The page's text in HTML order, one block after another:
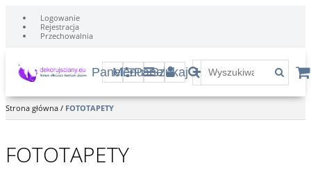
Logowanie
Rejestracja
Przechowalnia
PanelMenuPanelSzukaj
Strona główna / FOTOTAPETY
FOTOTAPETY